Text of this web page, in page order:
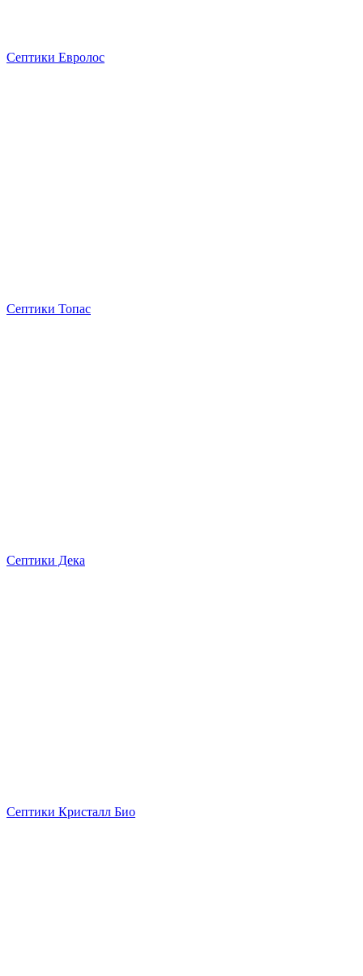
Септики Евролос
Септики Топас
Септики Дека
Септики Кристалл Био